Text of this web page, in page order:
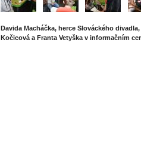
Davida Macháčka, herce Slováckého
Kočicová a Franta Vetyška v informačním